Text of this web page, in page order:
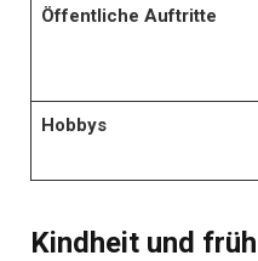
Öffentliche Auftritte
Hobbys
Kindheit und